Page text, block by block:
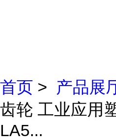
首页 > 产品展
齿轮 工业应用
LA5...